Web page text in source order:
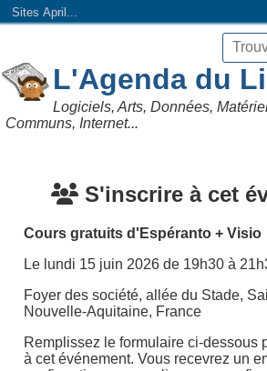
Sites April...
L'Agenda du
Logiciels, Arts, Données,
Communs, Internet...
S'inscrire à cet
Cours gratuits d'Espéranto + Visio
Le lundi 15 juin 2026 de 19h30 à
Foyer des société, allée du Stade,
Nouvelle-Aquitaine, France
Remplissez le formulaire ci-dessous
à cet événement. Vous recevrez un